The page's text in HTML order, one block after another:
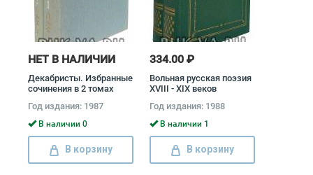
НЕТ В НАЛИЧИИ
Декабристы. Избранные
сочинения в 2 томах
Бестужев-Марлинский,
Кондратий Рылеев,
Федор Глинка
Год издания: 1987
В наличии 0
В корзину
334.00 ₽
Вольная русская поэзия
XVIII - XIX веков
Иван Тургенев, Федор
Тютчев, Александр
Пушкин, Лев Толстой,
Владимир Раевский,
Михаил Ломоносов,
Александр Грибоедов,
Год издания: 1988
В наличии 1
В корзину